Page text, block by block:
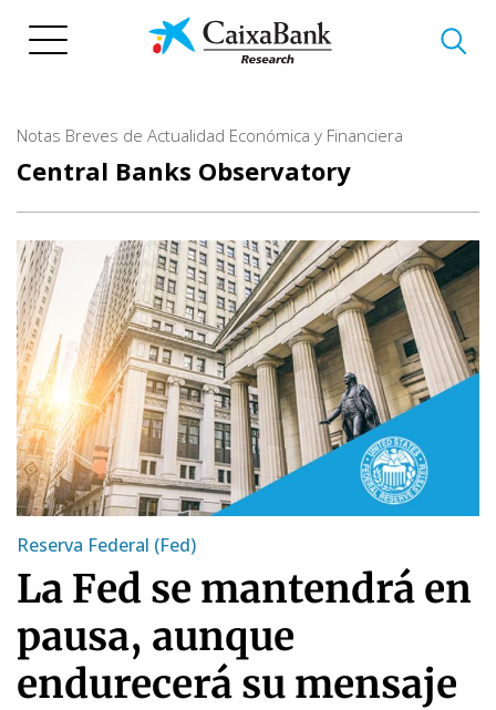
Notas Breves de Actualidad Económica y Financiera
Central Banks Observatory
Reserva Federal (Fed)
La Fed se mantendrá en
pausa, aunque
endurecerá su mensaje